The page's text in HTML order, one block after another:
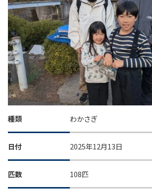
種類 わかさぎ
日付 2025年12月13日
匹数 108匹